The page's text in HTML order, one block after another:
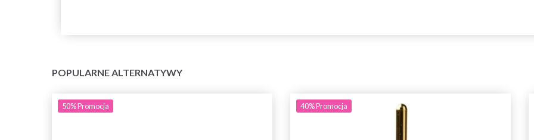
POPULARNE ALTERNATYWY
50%Promocja 40%Promocja